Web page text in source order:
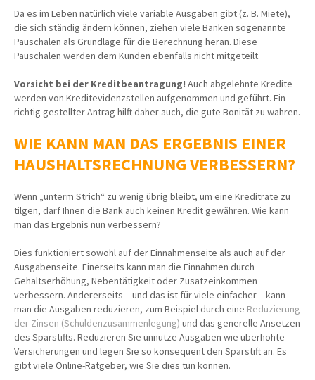
Da es im Leben natürlich viele variable Ausgaben gibt (z. B. Miete),
die sich ständig ändern können, ziehen viele Banken sogenannte
Pauschalen als Grundlage für die Berechnung heran. Diese
Pauschalen werden dem Kunden ebenfalls nicht mitgeteilt.
Vorsicht bei der Kreditbeantragung! Auch abgelehnte Kredite
werden von Kreditevidenzstellen aufgenommen und geführt. Ein
richtig gestellter Antrag hilft daher auch, die gute Bonität zu wahren.
WIE KANN MAN DAS ERGEBNIS EINER
HAUSHALTSRECHNUNG VERBESSERN?
Wenn „unterm Strich“ zu wenig übrig bleibt, um eine Kreditrate zu
tilgen, darf Ihnen die Bank auch keinen Kredit gewähren. Wie kann
man das Ergebnis nun verbessern?
Dies funktioniert sowohl auf der Einnahmenseite als auch auf der
Ausgabenseite. Einerseits kann man die Einnahmen durch
Gehaltserhöhung, Nebentätigkeit oder Zusatzeinkommen
verbessern. Andererseits – und das ist für viele einfacher – kann
man die Ausgaben reduzieren, zum Beispiel durch eine Reduzierung
der Zinsen (Schuldenzusammenlegung) und das generelle Ansetzen
des Sparstifts. Reduzieren Sie unnütze Ausgaben wie überhöhte
Versicherungen und legen Sie so konsequent den Sparstift an. Es
gibt viele Online-Ratgeber, wie Sie dies tun können.